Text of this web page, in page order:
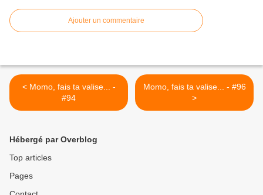
Ajouter un commentaire
< Momo, fais ta valise... -
#94
Momo, fais ta valise... - #96
>
Hébergé par Overblog
Top articles
Pages